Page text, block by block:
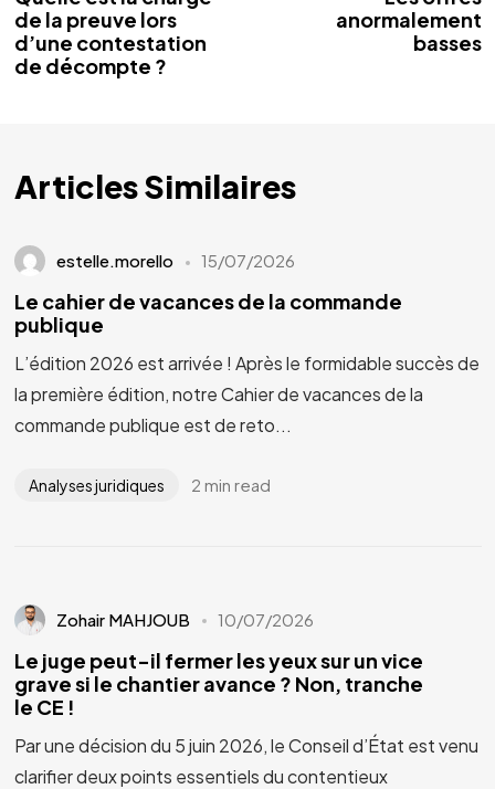
de la preuve lors
d’une contestation
de décompte ?
anormalement
basses
Articles Similaires
estelle.morello 15/07/2026
Le cahier de vacances de la commande
publique
L’édition 2026 est arrivée ! Après le formidable succès de
la première édition, notre Cahier de vacances de la
commande publique est de reto...
Analyses juridiques 2 min read
Zohair MAHJOUB 10/07/2026
Le juge peut-il fermer les yeux sur un vice
grave si le chantier avance ? Non, tranche
le CE !
Par une décision du 5 juin 2026, le Conseil d’État est venu
clarifier deux points essentiels du contentieux